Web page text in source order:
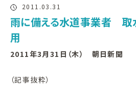
2011.03.31
雨に備える水道事業者 取
用
2011年3月31日（木） 朝日新聞
（記事抜粋）